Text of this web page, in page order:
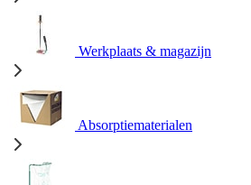
Werkplaats & magazijn
Absorptiematerialen